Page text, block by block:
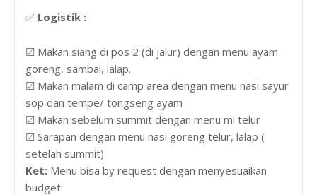
✅ Logistik :
☑ Makan siang di pos 2 (di jalur) dengan menu ayam
goreng, sambal, lalap.
☑ Makan malam di camp area dengan menu nasi sayur
sop dan tempe/ tongseng ayam
☑ Makan sebelum summit dengan menu mi telur
☑ Sarapan dengan menu nasi goreng telur, lalap (
setelah summit)
Ket: Menu bisa by request dengan menyesuaikan
budget.